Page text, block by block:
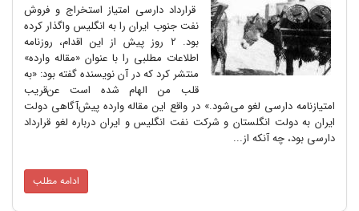
قرارداد دارسی امتیاز استخراج و فروش
نفت جنوب ایران را به انگلیس واگذار کرده
بود. 2 روز پیش از این اقدام، روزنامه
اطلاعات مطلبی را با عنوان «مقاله وارده»
منتشر کرد که در آن نویسنده گفته بود: «به
قلب من الهام شده است عن‌قریب
امتیازنامه دارسی لغو می‌شود.» در واقع این مقاله وارده پیش‌آگاهی دولت
ایران به دولت انگلستان و شرکت نفت انگلیس و ایران درباره لغو قرارداد
دارسی بود، چه آنکه از...
ادامه مطلب